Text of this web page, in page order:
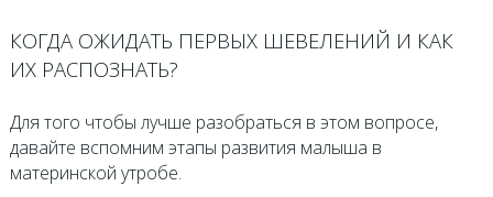
КОГДА ОЖИДАТЬ ПЕРВЫХ ШЕВЕЛЕНИЙ И КАК
ИХ РАСПОЗНАТЬ?
Для того чтобы лучше разобраться в этом вопросе,
давайте вспомним этапы развития малыша в
материнской утробе.